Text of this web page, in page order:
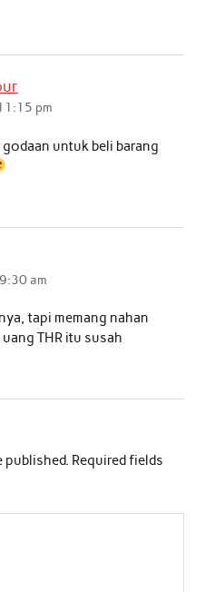
pm
untuk beli barang
am
tapi memang nahan
THR itu susah
published. Required fields